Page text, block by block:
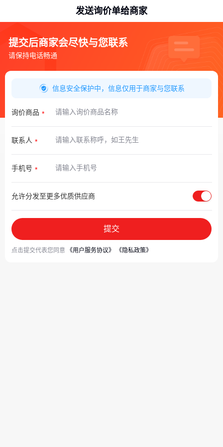
发送询价单给商家
提交后商家会尽快与您联系
请保持电话畅通
信息安全保护中，信息仅用于商家与您联系
询价商品
联系人
手机号
允许分发至更多优质供应商
提交
点击提交代表您同意 《用户服务协议》 《隐私政策》